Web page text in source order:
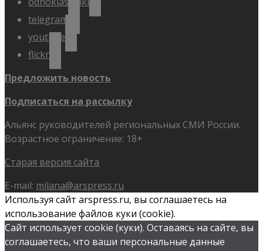
telegram
youtube
flickr
Предложить новость
Подписаться на рассылку
Альянс руководителей региональных СМИ России.
Возрастное ограничение: 18+
Старая версия сайта
E-mail: milana@arspress.ru
Используя сайт arspress.ru, вы соглашаетесь на
использование файлов куки (cookie).
Сайт использует cookie (куки). Оставаясь на сайте, вы
соглашаетесь, что ваши персональные данные